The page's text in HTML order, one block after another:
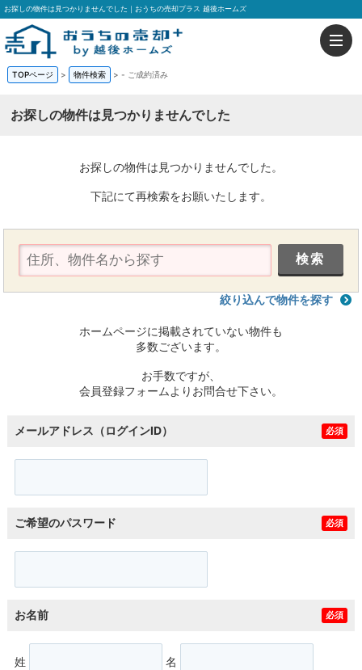
お探しの物件は見つかりませんでした｜おうちの売却プラス 越後ホームズ
TOPページ > 物件検索 > - ご成約済み
お探しの物件は見つかりませんでした
お探しの物件は見つかりませんでした。
下記にて再検索をお願いたします。
絞り込んで物件を探す
ホームページに掲載されていない物件も
多数ございます。
お手数ですが、
会員登録フォームよりお問合せ下さい。
メールアドレス（ログインID） 必須
ご希望のパスワード 必須
お名前 必須
姓 名